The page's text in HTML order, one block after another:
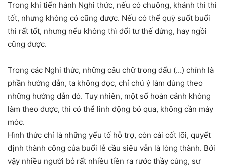
Trong khi tiến hành Nghi thức, nếu có chuông, khánh thì thì
tốt, nhưng không có cũng được. Nếu có thể quỳ suốt buổi
thì rất tốt, nhưng nếu không thì đổi tư thế đứng, hay ngồi
cũng được.
Trong các Nghi thức, những câu chữ trong dấu (…) chính là
phần hướng dẫn, ta không đọc, chỉ chú ý làm đúng theo
những hướng dẫn đó. Tuy nhiên, một số hoàn cảnh không
làm theo được, thì có thể linh động bỏ qua, không cần máy
móc.
Hình thức chỉ là những yếu tố hỗ trợ, còn cái cốt lõi, quyết
định thành công của buổi lễ cầu siêu vẫn là lòng thành. Bởi
vậy nhiều người bỏ rất nhiều tiền ra rước thầy cúng, sư